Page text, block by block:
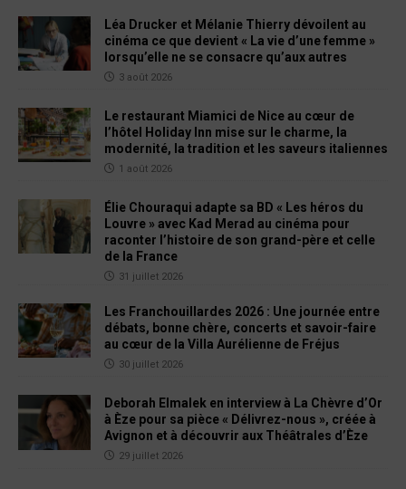
Léa Drucker et Mélanie Thierry dévoilent au
cinéma ce que devient « La vie d’une femme »
lorsqu’elle ne se consacre qu’aux autres
3 août 2026
Le restaurant Miamici de Nice au cœur de
l’hôtel Holiday Inn mise sur le charme, la
modernité, la tradition et les saveurs italiennes
1 août 2026
Élie Chouraqui adapte sa BD « Les héros du
Louvre » avec Kad Merad au cinéma pour
raconter l’histoire de son grand-père et celle
de la France
31 juillet 2026
Les Franchouillardes 2026 : Une journée entre
débats, bonne chère, concerts et savoir-faire
au cœur de la Villa Aurélienne de Fréjus
30 juillet 2026
Deborah Elmalek en interview à La Chèvre d’Or
à Èze pour sa pièce « Délivrez-nous », créée à
Avignon et à découvrir aux Théâtrales d’Èze
29 juillet 2026